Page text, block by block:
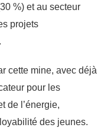
%) et au secteur
projets
cette mine, avec déjà
pour les
de l’énergie,
des jeunes.